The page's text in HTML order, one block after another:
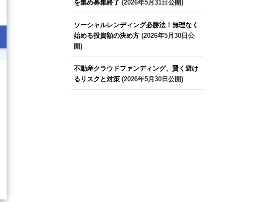
を集め募集終了 (2026年5月31日公開)
ソーシャルレンディング必勝法！無理なく
始める投資額の決め方(2026年5月30日公
開)
不動産クラウドファンディング、賢く避け
るリスクと対策(2026年5月30日公開)